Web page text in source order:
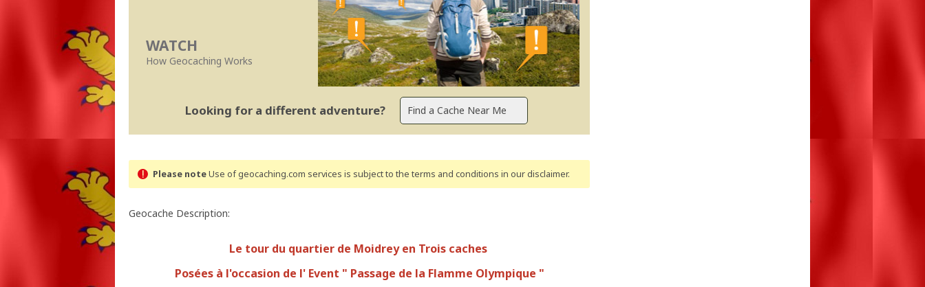
WATCH
How Geocaching Works
Looking for a different adventure?
Please noteUse of geocaching.com services is subject to the terms and conditions in our disclaimer.
Geocache Description:
Le tour du quartier de Moidrey en Trois caches
Posées à l'occasion de l' Event " Passage de la Flamme Olympique "